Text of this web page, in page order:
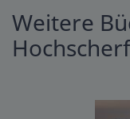
Weitere